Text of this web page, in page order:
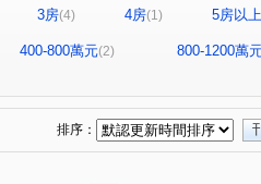
立德街 上安路
文心
路三段 (2) 福聯街 圓環東路(1)
3房(4) 4房(1) 5房以上
400-800萬元(2)
800-1200萬
排序：